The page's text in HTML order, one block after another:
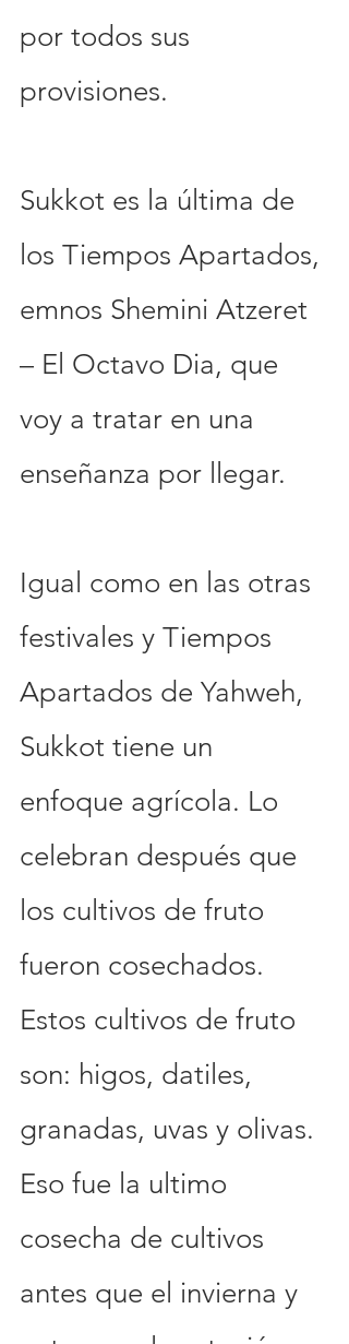
por todos sus
provisiones.
Sukkot es la última de
los Tiempos Apartados,
emnos Shemini Atzeret
– El Octavo Dia, que
voy a tratar en una
enseñanza por llegar.
Igual como en las otras
festivales y Tiempos
Apartados de Yahweh,
Sukkot tiene un
enfoque agrícola. Lo
celebran después que
los cultivos de fruto
fueron cosechados.
Estos cultivos de fruto
son: higos, datiles,
granadas, uvas y olivas.
Eso fue la ultimo
cosecha de cultivos
antes que el invierna y